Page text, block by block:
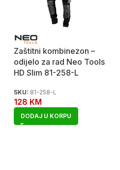
Zaštitni kombinezon –
odijelo za rad Neo Tools
HD Slim 81-258-L
SKU: 81-258-L
128 KM
DODAJ U KORPU